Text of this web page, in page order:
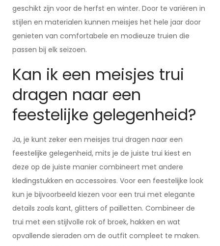
geschikt zijn voor de herfst en winter. Door te variëren in
stijlen en materialen kunnen meisjes het hele jaar door
genieten van comfortabele en modieuze truien die
passen bij elk seizoen.
Kan ik een meisjes trui
dragen naar een
feestelijke gelegenheid?
Ja, je kunt zeker een meisjes trui dragen naar een
feestelijke gelegenheid, mits je de juiste trui kiest en
deze op de juiste manier combineert met andere
kledingstukken en accessoires. Voor een feestelijke look
kun je bijvoorbeeld kiezen voor een trui met elegante
details zoals kant, glitters of pailletten. Combineer de
trui met een stijlvolle rok of broek, hakken en wat
opvallende sieraden om de outfit compleet te maken.